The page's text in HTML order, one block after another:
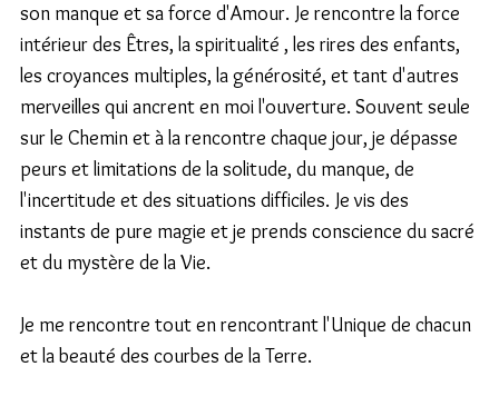
son manque et sa force d'Amour. Je rencontre la force
intérieur des Êtres, la spiritualité , les rires des enfants,
les croyances multiples, la générosité, et tant d'autres
merveilles qui ancrent en moi l'ouverture. Souvent seule
sur le Chemin et à la rencontre chaque jour, je dépasse
peurs et limitations de la solitude, du manque, de
l'incertitude et des situations difficiles. Je vis des
instants de pure magie et je prends conscience du sacré
et du mystère de la Vie.
Je me rencontre tout en rencontrant l'Unique de chacun
et la beauté des courbes de la Terre.